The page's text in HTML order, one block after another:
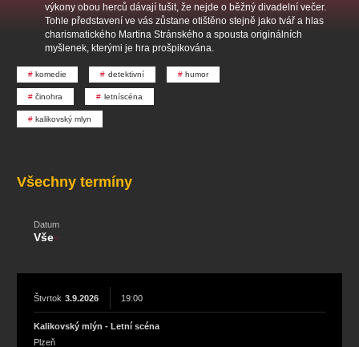
výkony obou herců dávají tušit, že nejde o běžný divadelní večer.
Tohle představení ve vás zůstane otištěno stejně jako tvář a hlas
charismatického Martina Stránského a spousta originálních
myšlenek, kterými je hra prošpikována.
komedie detektivní humor
činohra letníscéna
kalikovský mlyn
Všechny termíny
Datum
Vše
Štvrtok 3.9.2026 19:00
Kalikovský mlýn - Letní scéna
Plzeň
doporučujeme premiéra komedie letníscéna
koncert klasickáhudba zooplzeň divadlopluto
djkt skupovaplzeň2026